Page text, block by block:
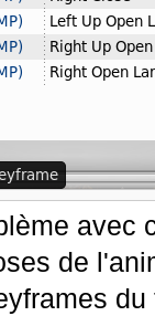
avec
de